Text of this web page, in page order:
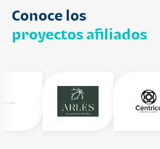
Conoce los
proyectos afiliados